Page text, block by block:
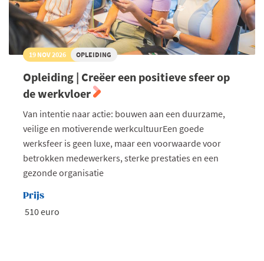
19 NOV 2026 OPLEIDING
Opleiding | Creëer een positieve sfeer op
de werkvloer
Van intentie naar actie: bouwen aan een duurzame,
veilige en motiverende werkcultuurEen goede
werksfeer is geen luxe, maar een voorwaarde voor
betrokken medewerkers, sterke prestaties en een
gezonde organisatie
Prijs
510 euro